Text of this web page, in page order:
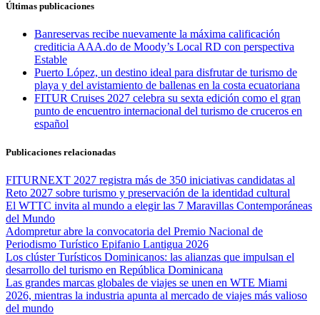
Últimas publicaciones
Banreservas recibe nuevamente la máxima calificación
crediticia AAA.do de Moody’s Local RD con perspectiva
Estable
Puerto López, un destino ideal para disfrutar de turismo de
playa y del avistamiento de ballenas en la costa ecuatoriana
FITUR Cruises 2027 celebra su sexta edición como el gran
punto de encuentro internacional del turismo de cruceros en
español
Publicaciones relacionadas
FITURNEXT 2027 registra más de 350 iniciativas candidatas al
Reto 2027 sobre turismo y preservación de la identidad cultural
El WTTC invita al mundo a elegir las 7 Maravillas Contemporáneas
del Mundo
Adompretur abre la convocatoria del Premio Nacional de
Periodismo Turístico Epifanio Lantigua 2026
Los clúster Turísticos Dominicanos: las alianzas que impulsan el
desarrollo del turismo en República Dominicana
Las grandes marcas globales de viajes se unen en WTE Miami
2026, mientras la industria apunta al mercado de viajes más valioso
del mundo